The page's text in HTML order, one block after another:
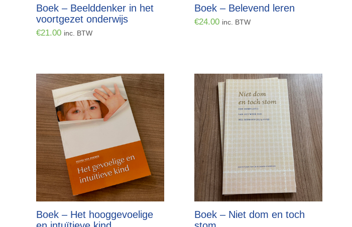
Boek – Beelddenker in het
voortgezet onderwijs
€21.00 inc. BTW
Boek – Belevend leren
€24.00 inc. BTW
Boek – Het hooggevoelige
Boek – Niet dom en toch